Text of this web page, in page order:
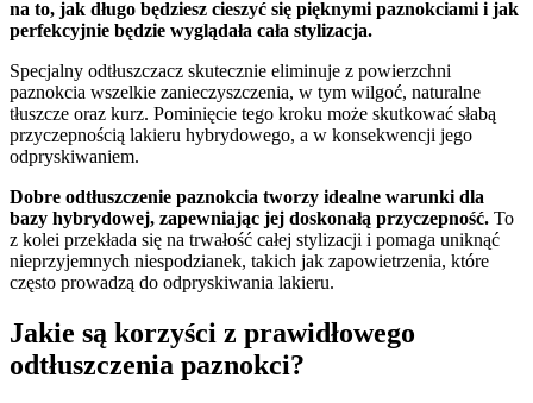
na to, jak długo będziesz cieszyć się pięknymi paznokciami i jak
perfekcyjnie będzie wyglądała cała stylizacja.
Specjalny odtłuszczacz skutecznie eliminuje z powierzchni
paznokcia wszelkie zanieczyszczenia, w tym wilgoć, naturalne
tłuszcze oraz kurz. Pominięcie tego kroku może skutkować słabą
przyczepnością lakieru hybrydowego, a w konsekwencji jego
odpryskiwaniem.
Dobre odtłuszczenie paznokcia tworzy idealne warunki dla
bazy hybrydowej, zapewniając jej doskonałą przyczepność. To
z kolei przekłada się na trwałość całej stylizacji i pomaga uniknąć
nieprzyjemnych niespodzianek, takich jak zapowietrzenia, które
często prowadzą do odpryskiwania lakieru.
Jakie są korzyści z prawidłowego
odtłuszczenia paznokci?